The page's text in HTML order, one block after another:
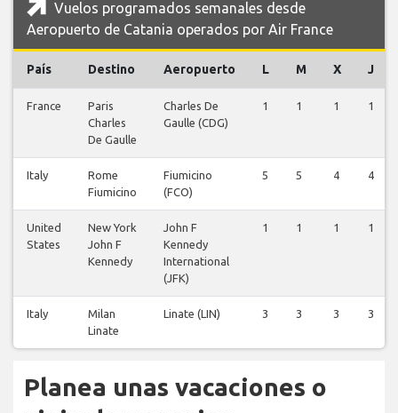
Vuelos programados semanales desde
Aeropuerto de Catania operados por Air France
País Destino Aeropuerto L M X J
France
Paris
Charles
De Gaulle
Charles De
Gaulle (CDG)
1 1 1 1
Italy
Rome
Fiumicino
Fiumicino
(FCO)
5 5 4 4
United
States
New York
John F
Kennedy
John F
Kennedy
International
(JFK)
1 1 1 1
Italy
Milan
Linate
Linate (LIN) 3 3 3 3
Planea unas vacaciones o